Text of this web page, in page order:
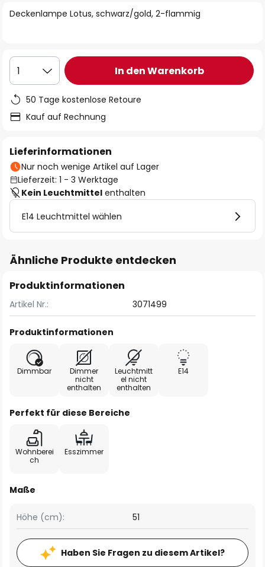
Deckenlampe Lotus, schwarz/gold, 2-flammig
1 In den Warenkorb
50 Tage kostenlose Retoure
Kauf auf Rechnung
Lieferinformationen
Nur noch wenige Artikel auf Lager
Lieferzeit: 1 - 3 Werktage
Kein Leuchtmittel enthalten
E14 Leuchtmittel wählen
Ähnliche Produkte entdecken
Produktinformationen
Artikel Nr.: 3071499
Produktinformationen
Dimmbar
Dimmer
nicht
enthalten
Leuchtmitt
el nicht
enthalten
E14
Perfekt für diese Bereiche
Wohnberei
ch
Esszimmer
Maße
Höhe (cm): 51
Haben Sie Fragen zu diesem Artikel?